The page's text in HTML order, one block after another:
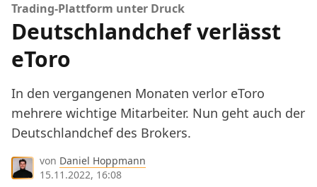
Trading-Plattform unter Druck
Deutschlandchef verlässt
eToro
In den vergangenen Monaten verlor eToro
mehrere wichtige Mitarbeiter. Nun geht auch der
Deutschlandchef des Brokers.
von Daniel Hoppmann
15.11.2022, 16:08